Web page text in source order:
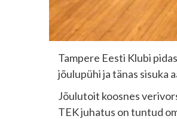
Tampere Eesti Klubi
jõulupühi ja tänas sisuka
Jõulutoit koosnes
TEK juhatus on tuntud